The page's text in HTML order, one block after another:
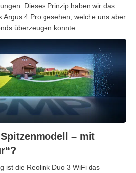
Dieses Prinzip haben wir das
Argus 4 Pro gesehen, welche uns aber
überzeugen konnte.
– mit
ist die Reolink Duo 3 WiFi das